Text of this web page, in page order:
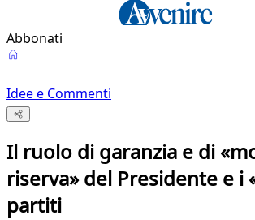
Abbonati
Idee e Commenti
Il ruolo di garanzia e di
riserva» del Presidente e i
partiti